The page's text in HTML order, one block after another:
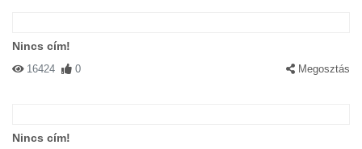
Nincs cím!
16424 0 Megosztás
Nincs cím!